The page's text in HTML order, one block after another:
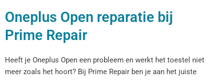
Oneplus Open reparatie bij
Prime Repair
Heeft je Oneplus Open een probleem en werkt het toestel niet
meer zoals het hoort? Bij Prime Repair ben je aan het juiste